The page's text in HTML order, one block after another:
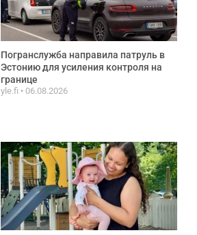
Погранслужба направила патруль в
Эстонию для усиления контроля на
границе
yle.fi 06.08.2026